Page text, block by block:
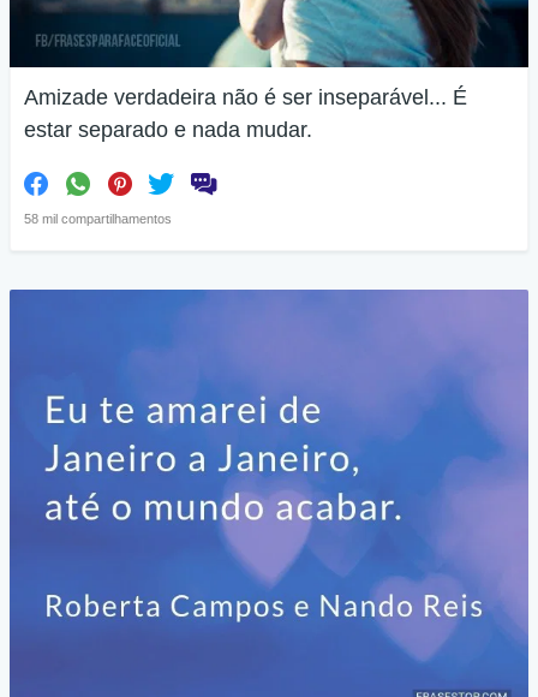
Amizade verdadeira não é ser inseparável... É
estar separado e nada mudar.
58 mil compartilhamentos